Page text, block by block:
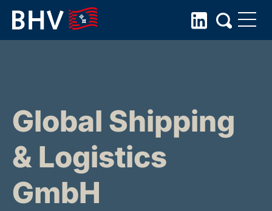
Skip
Global Shipping
& Logistics
GmbH